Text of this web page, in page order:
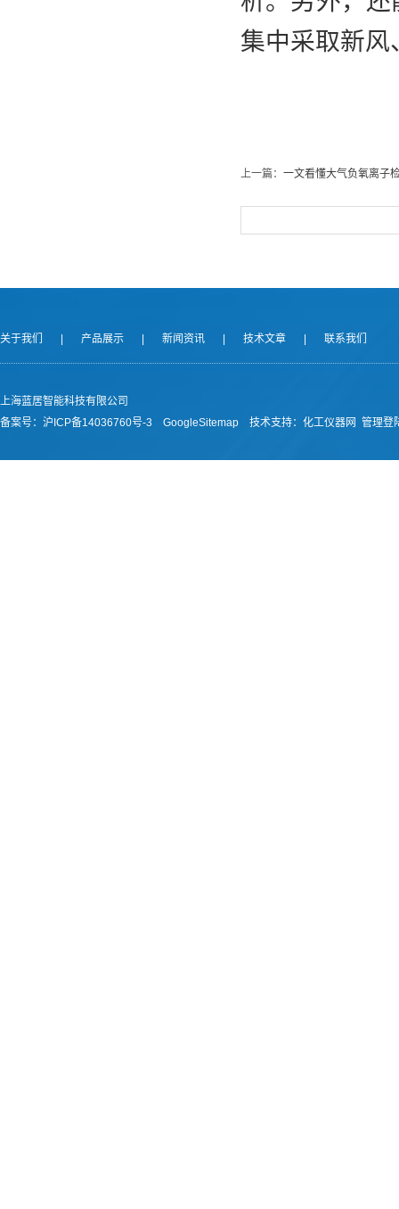
集中采取新
上一篇： 一文看懂大气负氧离子
关于我们 产品展示 新闻资讯 技术文章 联系我们
上海蓝居智能科技有限公司
备案号： 沪ICP备14036760号-3 GoogleSitemap 技术支持： 化工仪器网 管理登